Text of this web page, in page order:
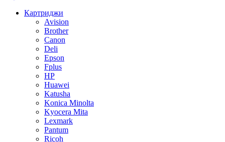
Картриджи
Avision
Brother
Canon
Deli
Epson
Fplus
HP
Huawei
Katusha
Konica Minolta
Kyocera Mita
Lexmark
Pantum
Ricoh